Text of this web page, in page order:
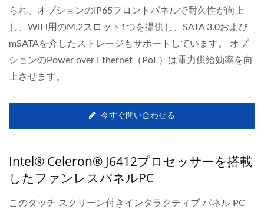
られ、オプションのIP65フロントパネルで耐久性が向上
し、WiFi用のM.2スロット1つを提供し、SATA 3.0および
mSATAを介したストレージもサポートしています。 オプ
ションのPower over Ethernet（PoE）は電力供給効率を向
上させます。
今すぐ問い合わせる
Intel® Celeron® J6412プロセッサーを搭載
したファンレスパネルPC
このタッチ スクリーン付きインタラクティブ パネル PC